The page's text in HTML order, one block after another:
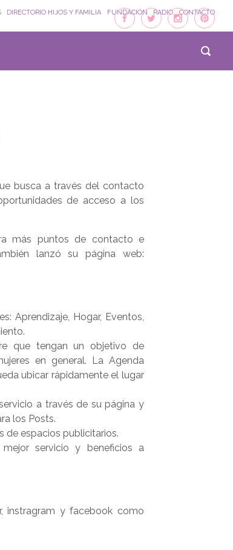
DIRECTORIO HIJOS Y FAMILIA FUNDACIÓN RADIO CONTACTO
busca a través del contacto
de acceso a los
más puntos de contacto e
lanzó su página web:
Aprendizaje, Hogar, Eventos,
que tengan un objetivo de
en general. La Agenda
ubicar rápidamente el lugar
a través de su página y
los Posts.
de espacios publicitarios.
servicio y beneficios a
instragram y facebook como